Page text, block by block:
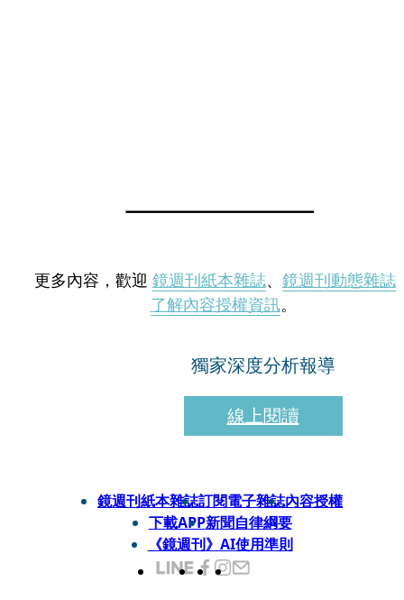
更多內容，歡迎 鏡週刊紙本雜誌、 鏡週刊動態雜誌
了解內容授權資訊。
獨家深度分析報導
線上閱讀
鏡週刊紙本雜誌訂閱電子雜誌內容授權
下載APP新聞自律綱要
《鏡週刊》AI使用準則